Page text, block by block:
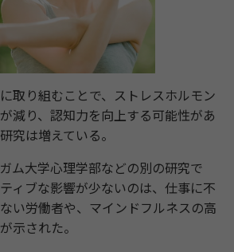
取り組むことで、ストレスホルモン
減り、認知力を向上する可能性があ
究は増えている。
ム大学心理学部などの別の研究で
ィブな影響が少ないのは、仕事に不
い労働者や、マインドフルネスの高
示された。